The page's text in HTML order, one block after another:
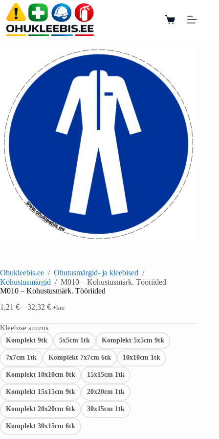
Ohukleebis.ee / Ohutusmärgid- ja kleebised /
Kohustusmärgid / M010 – Kohustusmärk. Tööriided
M010 – Kohustusmärk. Tööriided
1,21 € – 32,32 € +km
Kleebise suurus
Komplekt 9tk 5x5cm 1tk Komplekt 5x5cm 9tk
7x7cm 1tk Komplekt 7x7cm 6tk 10x10cm 1tk
Komplekt 10x10cm 8tk 15x15cm 1tk
Komplekt 15x15cm 9tk 20x20cm 1tk
Komplekt 20x20cm 6tk 30x15cm 1tk
Komplekt 30x15cm 6tk